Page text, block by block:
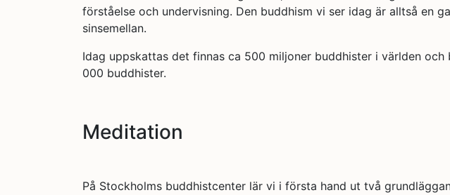
förståelse och undervisning. Den buddhism vi ser idag är alltså en
sinsemellan.
Idag uppskattas det finnas ca 500 miljoner buddhister i världen
000 buddhister.
Meditation
På Stockholms buddhistcenter lär vi i första hand ut två